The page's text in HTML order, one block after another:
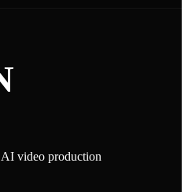
video production